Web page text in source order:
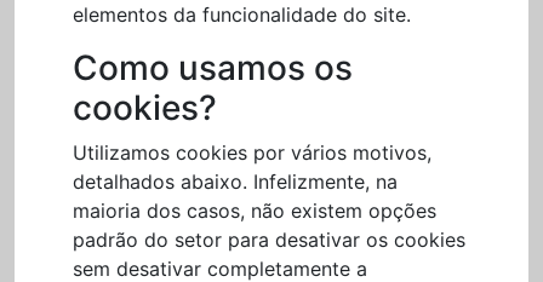
elementos da funcionalidade do site.
Como usamos os
cookies?
Utilizamos cookies por vários motivos,
detalhados abaixo. Infelizmente, na
maioria dos casos, não existem opções
padrão do setor para desativar os cookies
sem desativar completamente a